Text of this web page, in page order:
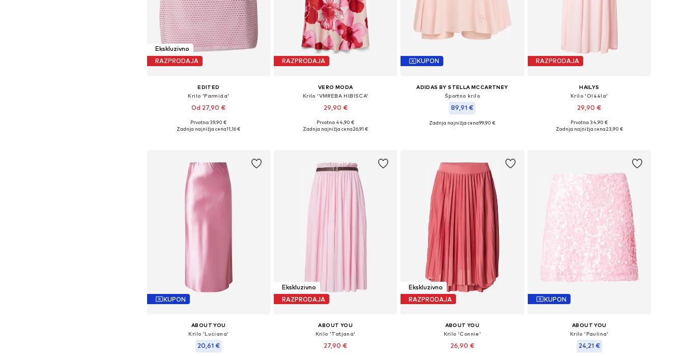
Ekskluzivno
RAZPRODAJA
EDITED
Krilo 'Parmida'
Od 27,90 €
Razpoložljive velikosti: 34, 36, 38, 40
Prvotno: 39,90 €
Zadnja najnižja cena11,16 €
RAZPRODAJA
VERO MODA
Krilo 'VMREBA HIBISCA'
29,90 €
Razpoložljive velikosti: 34, 36, 38, 40
Prvotno: 44,90 €
Zadnja najnižja cena26,91 €
KUPON
ADIDAS BY STELLA MCCARTNEY
Športno krilo
89,91 €
Zadnja najnižja cena99,90 €
RAZPRODAJA
HAILYS
Krilo 'Ol44la'
29,90 €
Prvotno: 34,90 €
Zadnja najnižja cena23,90 €
KUPON
ABOUT YOU
Krilo 'Luciana'
20,61 €
Ekskluzivno
RAZPRODAJA
ABOUT YOU
Krilo 'Tatjana'
27,90 €
Ekskluzivno
RAZPRODAJA
ABOUT YOU
Krilo 'Connie'
26,90 €
KUPON
ABOUT YOU
Krilo 'Paulina'
24,21 €